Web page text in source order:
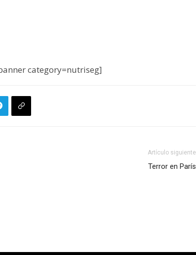
category=nutriseg]
Artículo siguiente
Terror en París